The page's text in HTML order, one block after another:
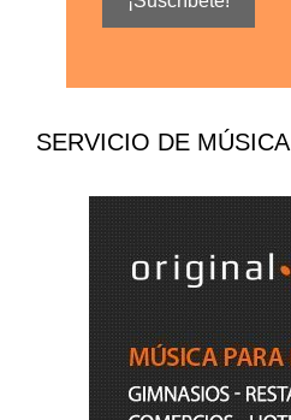
SERVICIO DE MÚSICA